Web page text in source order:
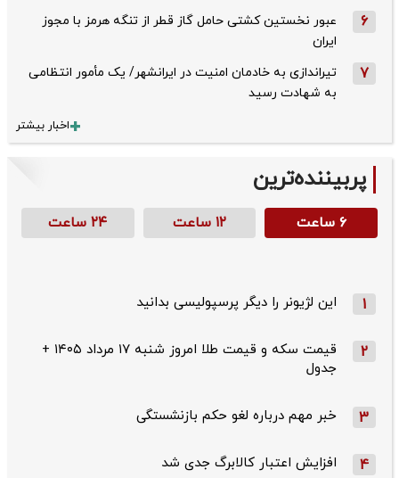
6
عبور نخستین کشتی حامل گاز قطر از تنگه هرمز با مجوز
ایران
7
تیراندازی به خادمان امنیت در ایرانشهر/ یک مأمور انتظامی
به شهادت رسید
اخبار بیشتر
پربیننده‌ترین
۶ ساعت ۱۲ ساعت ۲۴ ساعت
1 این لژیونر را دیگر پرسپولیسی بدانید
2
قیمت سکه و قیمت طلا امروز شنبه ۱۷ مرداد ۱۴۰۵ +
جدول
3 خبر مهم درباره لغو حکم بازنشستگی
4 افزایش اعتبار کالابرگ جدی شد